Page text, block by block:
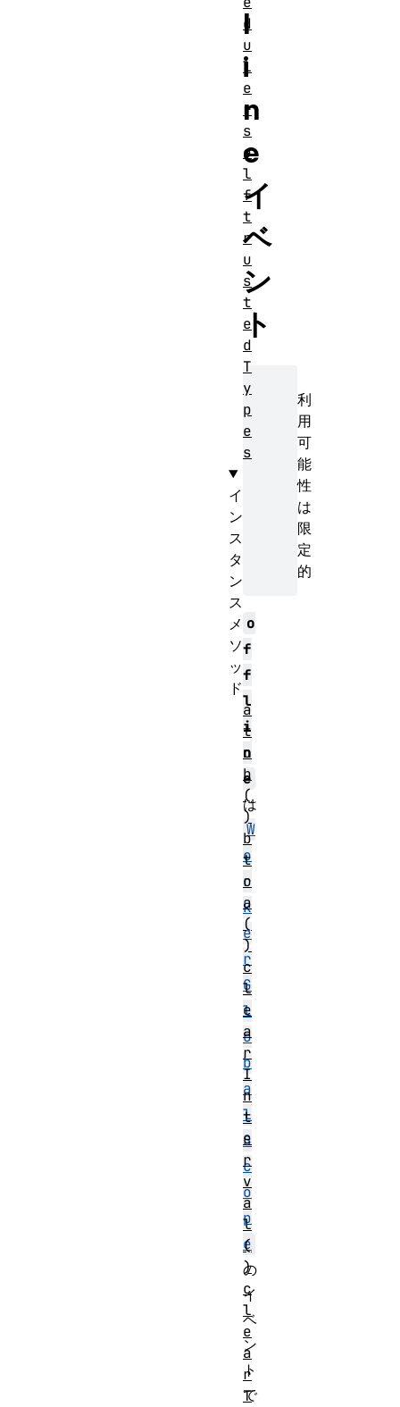
l
i
n
e
イ
ベ
ン
ト
利
用
可
能
性
は
限
定
的
o
f
f
l
i
n
e
は
W
o
r
k
e
r
G
l
o
b
a
l
S
c
o
p
e
の
イ
ベ
ン
ト
で
d
u
l
e
r
s
e
l
f
t
r
u
s
t
e
d
T
y
p
e
s
イ
ン
ス
タ
ン
ス
メ
ソ
ッ
ド
a
t
o
b
(
)
b
t
o
a
(
)
c
l
e
a
r
I
n
t
e
r
v
a
l
(
)
c
l
e
a
r
T